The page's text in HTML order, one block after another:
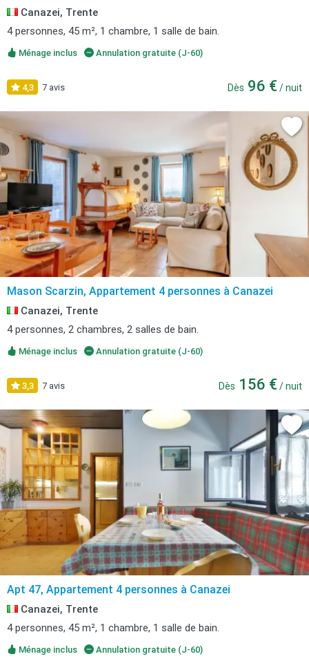
Canazei, Trente
4 personnes, 45 m², 1 chambre, 1 salle de bain.
Ménage inclus Annulation gratuite (J-60)
4,3 7 avis Dès 96 € / nuit
Mason Scarzin, Appartement 4 personnes à Canazei
Canazei, Trente
4 personnes, 2 chambres, 2 salles de bain.
Ménage inclus Annulation gratuite (J-60)
3,3 7 avis Dès 156 € / nuit
Apt 47, Appartement 4 personnes à Canazei
Canazei, Trente
4 personnes, 45 m², 1 chambre, 1 salle de bain.
Ménage inclus Annulation gratuite (J-60)